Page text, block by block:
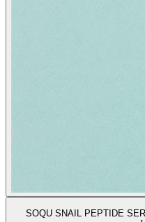
SOQU SNAIL PEPTIDE